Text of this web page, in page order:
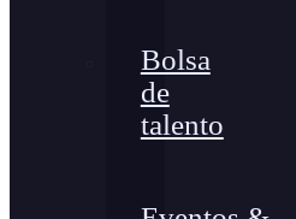
Bolsa
de
talento